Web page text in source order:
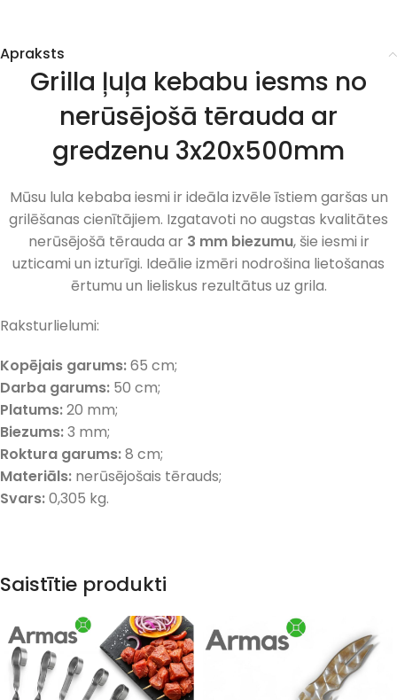
Apraksts
Grilla ļuļa kebabu iesms no
nerūsējošā tērauda ar
gredzenu 3x20x500mm
Mūsu lula kebaba iesmi ir ideāla izvēle īstiem garšas un
grilēšanas cienītājiem. Izgatavoti no augstas kvalitātes
nerūsējošā tērauda ar 3 mm biezumu, šie iesmi ir
uzticami un izturīgi. Ideālie izmēri nodrošina lietošanas
ērtumu un lieliskus rezultātus uz grila.
Raksturlielumi:
Kopējais garums:65 cm;
Darba garums: 50 cm;
Platums:20 mm;
Biezums:3 mm;
Roktura garums:8 cm;
Materiāls: nerūsējošais tērauds;
Svars:0,305 kg.
Saistītie produkti